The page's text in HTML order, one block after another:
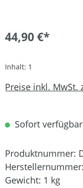
44,90 €*
Inhalt: 1
Preise inkl. MwSt.
Sofort
Produktnummer:
Herstellernummer:
Gewicht: 1 kg